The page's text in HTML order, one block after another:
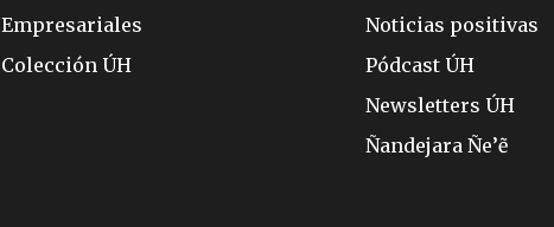
Empresariales
Colección ÚH
Noticias positivas
Pódcast ÚH
Newsletters ÚH
Ñandejara Ñe’ẽ